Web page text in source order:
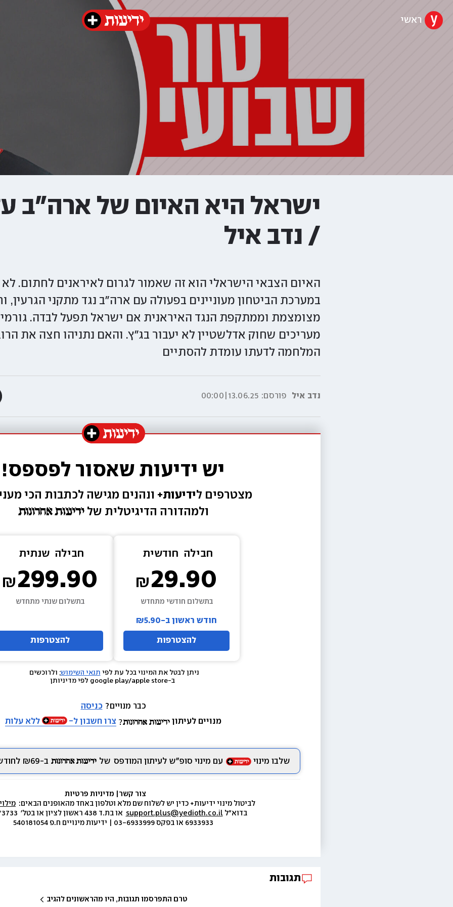
ראשי
ישראל היא האיום של ארה"ב
/ נדב איל
האיום הצבאי הישראלי הוא זה שאמור לגרום לאיראנים לחתום.
במערכת הביטחון מעוניינים בפעולה עם ארה"ב נגד מתקני הגרעין,
מצומצמת וממתקפת הנגד האיראנית אם ישראל תפעל לבדה.
מעריכים שחוק אדלשטיין לא יעבור בג"ץ. והאם נתניהו חצה את
המלחמה לדעתו עומדת להסתיים
נדב איל פורסם: 13.06.25|00:00
יש ידיעות שאסור לפספס!
מצטרפים לידיעות+ ונהנים מגישה לכתבות הכי
ולמהדורה הדיגיטלית של
חבילה חודשית
29.90
בתשלום חודשי מתחדש
חודש ראשון ב-₪5.90
להצטרפות
חבילה שנתית
299.90
בתשלום שנתי מתחדש
להצטרפות
ניתן לבטל את המינוי בכל עת לפי תנאי השימוש; ולרוכשים
כבר מנויים? כניסה
מנויים לעיתון
צרו חשבון ל- ללא עלות
שלבו מינוי עם מינוי סופ״ש לעיתון המודפס של ב-₪69 לחודש.
צור קשר
לביטול מינוי ידיעות+ כדין יש לשלוח שם מלא וטלפון באחד מהאופנים הבאים:
בדוא״ל support.plus@yedioth.co.il
6933933 או בפקס 03-6933999 | ידיעות מינויים ח.פ 540181054
תגובות
טרם התפרסמו תגובות, היו מהראשונים להגיב